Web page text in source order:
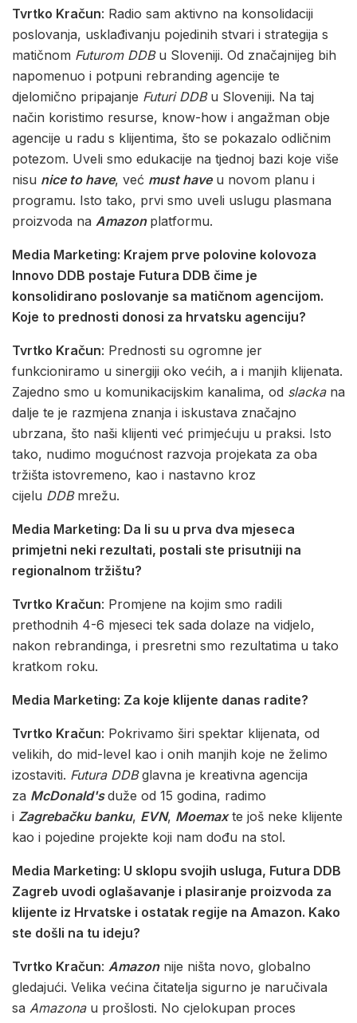
Tvrtko Kračun: Radio sam aktivno na konsolidaciji
poslovanja, usklađivanju pojedinih stvari i strategija s
matičnom Futurom DDBu Sloveniji. Od značajnijeg bih
napomenuo i potpuni rebranding agencije te
djelomično pripajanje Futuri DDBu Sloveniji. Na taj
način koristimo resurse, know-how i angažman obje
agencije u radu s klijentima, što se pokazalo odličnim
potezom. Uveli smo edukacije na tjednoj bazi koje više
nisu nice to have, već must haveu novom planu i
programu. Isto tako, prvi smo uveli uslugu plasmana
proizvoda na Amazon platformu.
Media Marketing: Krajem prve polovine kolovoza
Innovo DDB postaje Futura DDB čime je
konsolidirano poslovanje sa matičnom agencijom.
Koje to prednosti donosi za hrvatsku agenciju?
Tvrtko Kračun: Prednosti su ogromne jer
funkcioniramo u sinergiji oko većih, a i manjih klijenata.
Zajedno smo u komunikacijskim kanalima, od slackana
dalje te je razmjena znanja i iskustava značajno
ubrzana, što naši klijenti već primjećuju u praksi. Isto
tako, nudimo mogućnost razvoja projekata za oba
tržišta istovremeno, kao i nastavno kroz
cijelu DDBmrežu.
Media Marketing: Da li su u prva dva mjeseca
primjetni neki rezultati, postali ste prisutniji na
regionalnom tržištu?
Tvrtko Kračun: Promjene na kojim smo radili
prethodnih 4-6 mjeseci tek sada dolaze na vidjelo,
nakon rebrandinga, i presretni smo rezultatima u tako
kratkom roku.
Media Marketing: Za koje klijente danas radite?
Tvrtko Kračun: Pokrivamo širi spektar klijenata, od
velikih, do mid-level kao i onih manjih koje ne želimo
izostaviti. Futura DDBglavna je kreativna agencija
za McDonald'sduže od 15 godina, radimo
i Zagrebačku banku, EVN, Moemaxte još neke klijente
kao i pojedine projekte koji nam dođu na stol.
Media Marketing: U sklopu svojih usluga, Futura DDB
Zagreb uvodi oglašavanje i plasiranje proizvoda za
klijente iz Hrvatske i ostatak regije na Amazon. Kako
ste došli na tu ideju?
Tvrtko Kračun: Amazonnije ništa novo, globalno
gledajući. Velika većina čitatelja sigurno je naručivala
sa Amazonau prošlosti. No cjelokupan proces